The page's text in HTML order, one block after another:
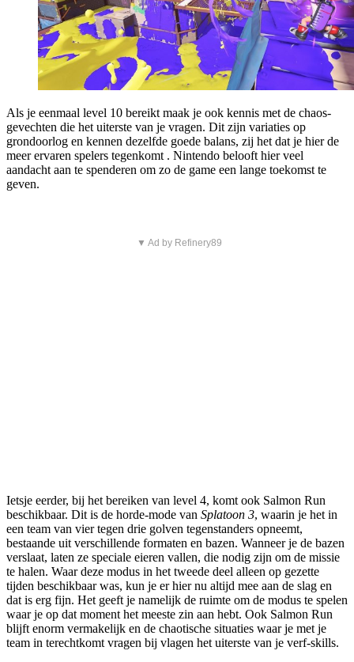
Als je eenmaal level 10 bereikt maak je ook kennis met de chaos-
gevechten die het uiterste van je vragen. Dit zijn variaties op
grondoorlog en kennen dezelfde goede balans, zij het dat je hier de
meer ervaren spelers tegenkomt . Nintendo belooft hier veel
aandacht aan te spenderen om zo de game een lange toekomst te
geven.
▼ Ad by Refinery89
Ietsje eerder, bij het bereiken van level 4, komt ook Salmon Run
beschikbaar. Dit is de horde-mode van Splatoon 3, waarin je het in
een team van vier tegen drie golven tegenstanders opneemt,
bestaande uit verschillende formaten en bazen. Wanneer je de bazen
verslaat, laten ze speciale eieren vallen, die nodig zijn om de missie
te halen. Waar deze modus in het tweede deel alleen op gezette
tijden beschikbaar was, kun je er hier nu altijd mee aan de slag en
dat is erg fijn. Het geeft je namelijk de ruimte om de modus te spelen
waar je op dat moment het meeste zin aan hebt. Ook Salmon Run
blijft enorm vermakelijk en de chaotische situaties waar je met je
team in terechtkomt vragen bij vlagen het uiterste van je verf-skills.